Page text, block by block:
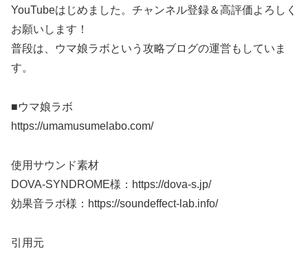
YouTubeはじめました。チャンネル登録＆高評価よろしく
お願いします！
普段は、ウマ娘ラボという攻略ブログの運営もしていま
す。
■ウマ娘ラボ
https://umamusumelabo.com/
使用サウンド素材
DOVA-SYNDROME様：https://dova-s.jp/
効果音ラボ様：https://soundeffect-lab.info/
引用元